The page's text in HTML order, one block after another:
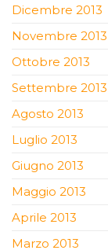
Dicembre 2013
Novembre 2013
Ottobre 2013
Settembre 2013
Agosto 2013
Luglio 2013
Giugno 2013
Maggio 2013
Aprile 2013
Marzo 2013